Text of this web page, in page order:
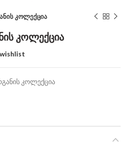
კოლექცია
კოლექცია
კოლექცია